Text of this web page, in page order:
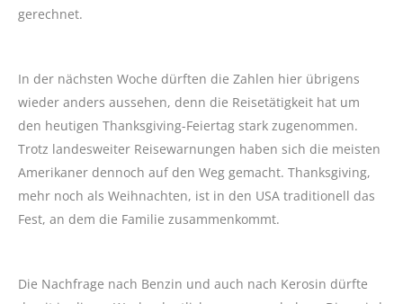
gerechnet.
In der nächsten Woche dürften die Zahlen hier übrigens
wieder anders aussehen, denn die Reisetätigkeit hat um
den heutigen Thanksgiving-Feiertag stark zugenommen.
Trotz landesweiter Reisewarnungen haben sich die meisten
Amerikaner dennoch auf den Weg gemacht. Thanksgiving,
mehr noch als Weihnachten, ist in den USA traditionell das
Fest, an dem die Familie zusammenkommt.
Die Nachfrage nach Benzin und auch nach Kerosin dürfte